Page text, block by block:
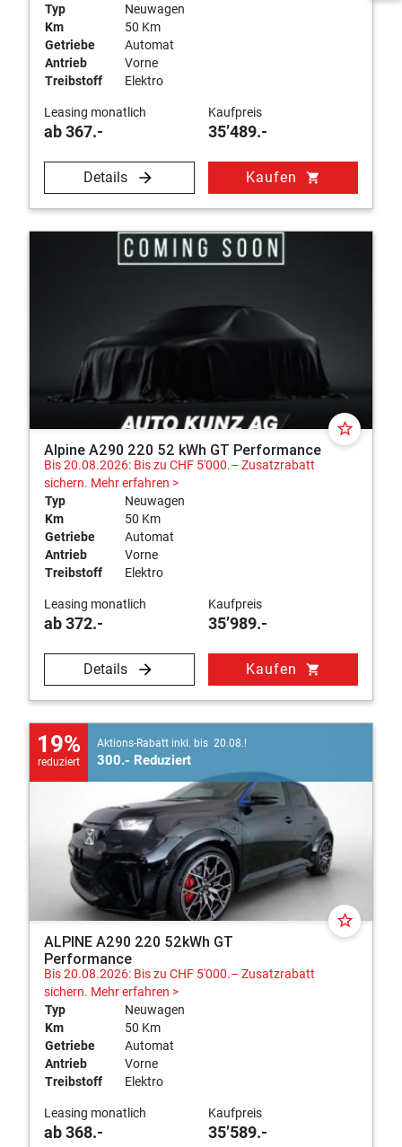
Typ
Neuwagen
Km
50 Km
Getriebe
Automat
Antrieb
Vorne
Treibstoff
Elektro
Leasing monatlich
ab 367.-
Kaufpreis
35’489.-
Details Kaufen shopping_cart
star_border
Alpine A290 220 52 kWh GT Performance
Bis 20.08.2026: Bis zu CHF 5'000.– Zusatzrabatt
sichern. Mehr erfahren >
Typ
Neuwagen
Km
50 Km
Getriebe
Automat
Antrieb
Vorne
Treibstoff
Elektro
Leasing monatlich
ab 372.-
Kaufpreis
35’989.-
Details Kaufen shopping_cart
19%
reduziert
Aktions-Rabatt inkl. bis 20.08.!
300.- Reduziert
star_border
ALPINE A290 220 52kWh GT
Performance
Bis 20.08.2026: Bis zu CHF 5'000.– Zusatzrabatt
sichern. Mehr erfahren >
Typ
Neuwagen
Km
50 Km
Getriebe
Automat
Antrieb
Vorne
Treibstoff
Elektro
Leasing monatlich
ab 368.-
Kaufpreis
35’589.-